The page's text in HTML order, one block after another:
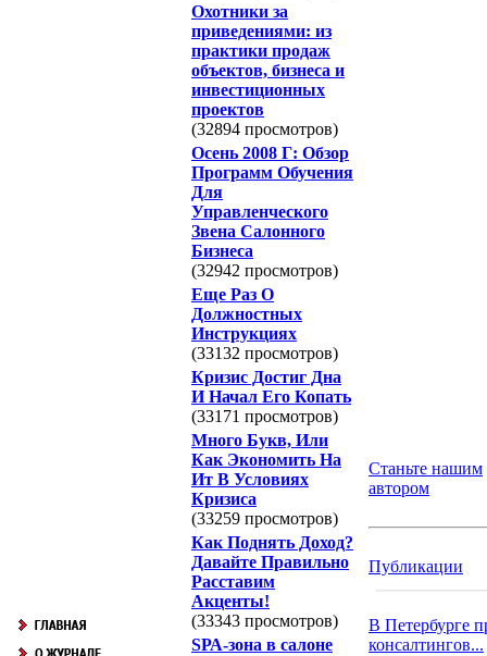
Охотники за
приведениями: из
практики продаж
объектов, бизнеса и
инвестиционных
проектов
(32894 просмотров)
Осень 2008 Г: Обзор
Программ Обучения
Для
Управленческого
Звена Салонного
Бизнеса
(32942 просмотров)
Еще Раз О
Должностных
Инструкциях
(33132 просмотров)
Кризис Достиг Дна
И Начал Его Копать
(33171 просмотров)
Много Букв, Или
Как Экономить На
Ит В Условиях
Кризиса
(33259 просмотров)
Как Поднять Доход?
Давайте Правильно
Расставим
Акценты!
(33343 просмотров)
SРА-зона в салоне
Станьте нашим
автором
Публикации
В Петербурге
консалтингов...